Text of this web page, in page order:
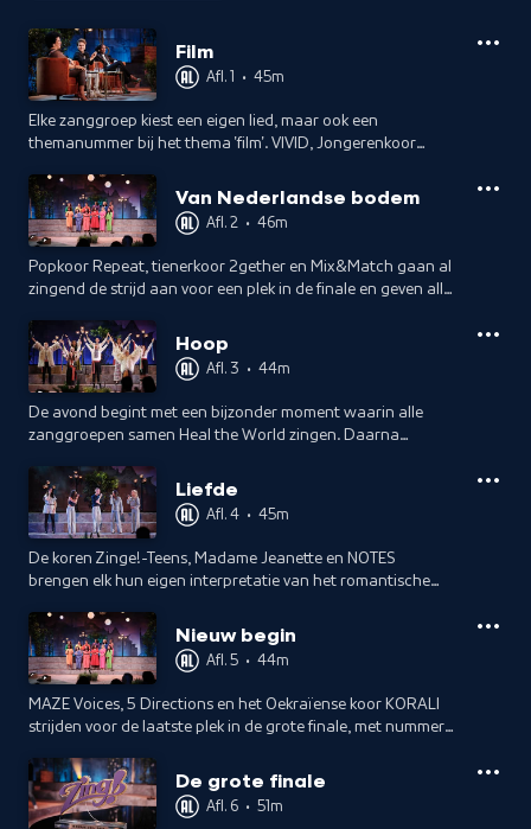
Film
Afl. 1 • 45m
Elke zanggroep kiest een eigen lied, maar ook een
themanummer bij het thema 'film'. VIVID, Jongerenkoor
zangkunsten ten gehore.Van Nederlandse bodem
Afl. 2 • 46m
Popkoor Repeat, tienerkoor 2gether en Mix&Match gaan al
zingend de strijd aan voor een plek in de finale en geven alles
Hoop
Afl. 3 • 44m
De avond begint met een bijzonder moment waarin alle
zanggroepen samen Heal the World zingen. Daarna
Mannenkoor hun eigen nummers ten gehore.
Liefde
Afl. 4 • 45m
De koren Zinge!-Teens, Madame Jeanette en NOTES
brengen elk hun eigen interpretatie van het romantische
versie van All of Me van John Legend.
Nieuw begin
Afl. 5 • 44m
MAZE Voices, 5 Directions en het Oekraïense koor KORALI
strijden voor de laatste plek in de grote finale, met nummers
De grote finale
Afl. 6 • 51m